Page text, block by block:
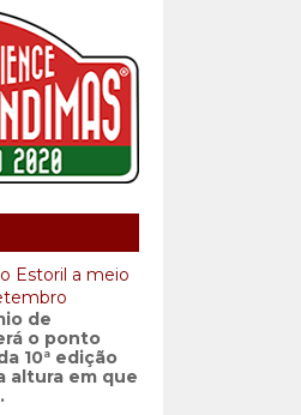
Estoril a meio
de
o ponto
10ª edição
altura em que